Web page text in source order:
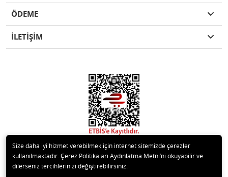
ÖDEME
İLETİŞİM
© 2020 Kare Yapı Elemanları San. Tic. Ltd.Şti. Tüm hakları saklıdır.
Size daha iyi hizmet verebilmek için internet sitemizde çerezler
kullanılmaktadır. Çerez Politikaları Aydınlatma Metni’ni okuyabilir ve
dilerseniz tercihlerinizi değiştirebilirsiniz.